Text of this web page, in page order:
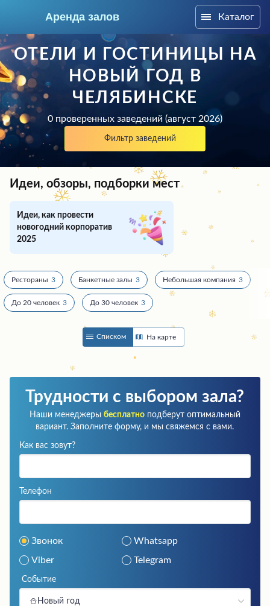
Аренда залов
Челябинск
Колл-центр
+7 (909) 069-16-43
Каталог
ОТЕЛИ И ГОСТИНИЦЫ НА
НОВЫЙ ГОД В
ЧЕЛЯБИНСКЕ
0 проверенных заведений (август 2026)
Фильтр заведений
Идеи, обзоры, подборки мест
Идеи, как провести
новогодний корпоратив
2025
Рестораны 3 Банкетные залы 3 Небольшая компания 3
До 20 человек 3 До 30 человек 3
Списком На карте
Трудности с выбором зала?
Наши менеджеры бесплатноподберут оптимальный
вариант. Заполните форму, и мы свяжемся с вами.
Как вас зовут?
Телефон
Звонок
Whatsapp
Viber
Telegram
Событие
⛄Новый год